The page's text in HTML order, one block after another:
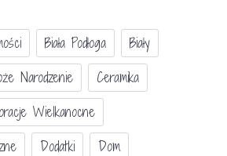
Biała Podłoga
Biały
Narodzenie
Ceramika
Wielkanocne
Dodatki
Dom